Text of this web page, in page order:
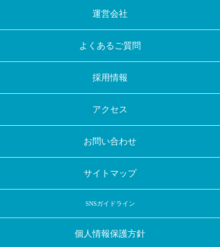
運営会社
よくあるご質問
採用情報
アクセス
お問い合わせ
サイトマップ
SNSガイドライン
個人情報保護方針